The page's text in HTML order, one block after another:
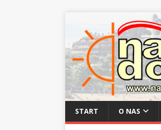
START O NAS